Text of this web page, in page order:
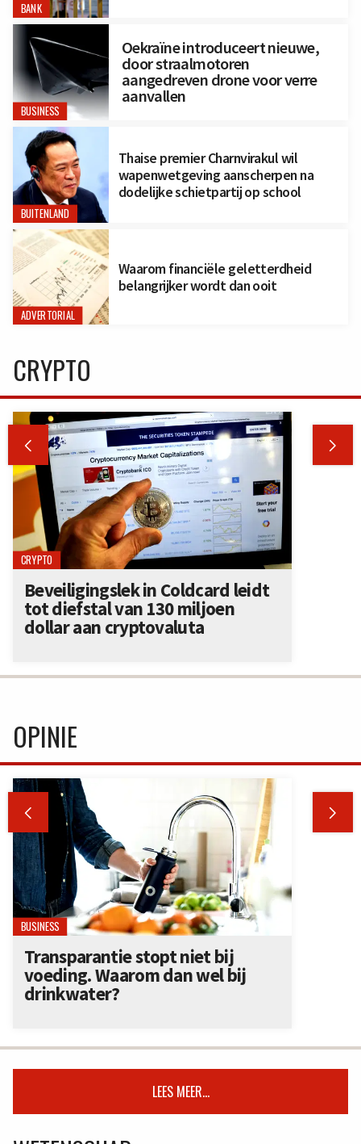
BANK
BUSINESS
Oekraïne introduceert nieuwe,
door straalmotoren
aangedreven drone voor verre
aanvallen
BUITENLAND
Thaise premier Charnvirakul wil
wapenwetgeving aanscherpen na
dodelijke schietpartij op school
ADVERTORIAL
Waarom financiële geletterdheid
belangrijker wordt dan ooit
CRYPTO
 
CRYPTO
Beveiligingslek in Coldcard leidt
tot diefstal van 130 miljoen
dollar aan cryptovaluta
OPINIE
 
BUSINESS
Transparantie stopt niet bij
voeding. Waarom dan wel bij
drinkwater?
LEES MEER...